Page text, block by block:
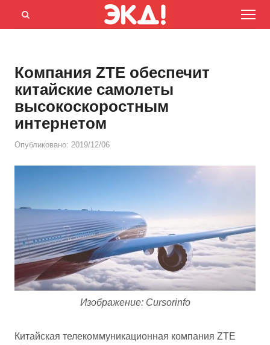
Menu
Открыть
Компания ZTE обеспечит
китайские самолеты
высокоскоростным
интернетом
Опубликовано: 2019/12/06
Изображение: Cursorinfo
Китайская телекоммуникационная компания ZTE